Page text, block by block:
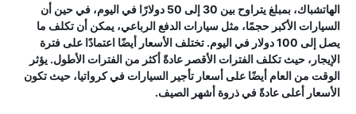
الهاتشباك، بمبلغ يتراوح بين 30 إلى 50 دولارًا في اليوم، في حين أن
السيارات الأكبر حجمًا، مثل سيارات الدفع الرباعي، يمكن أن تكلف ما
يصل إلى 100 دولار في اليوم. تختلف الأسعار أيضًا اعتمادًا على فترة
الإيجار، حيث تكلف الفترات الأقصر عادةً أكثر من الفترات الأطول. يؤثر
الوقت من العام أيضًا على أسعار تأجير السيارات في كرواتيا، حيث تكون
الأسعار أعلى عادةً في ذروة أشهر الصيف.